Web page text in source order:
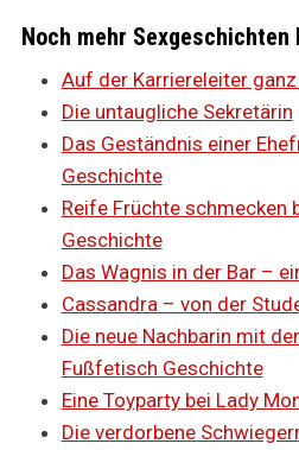
Noch mehr
Auf der Karriereleiter
Die untaugliche Sekretärin
Das Geständnis einer
Geschichte
Reife Früchte schmecken
Geschichte
Das Wagnis in der Bar –
Cassandra – von der
Die neue Nachbarin mit
Fußfetisch Geschichte
Eine Toyparty bei Lady
Die verdorbene